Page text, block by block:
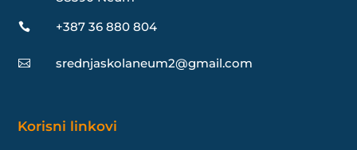
 +387 36 880 804
 srednjaskolaneum2@gmail.com
Korisni linkovi